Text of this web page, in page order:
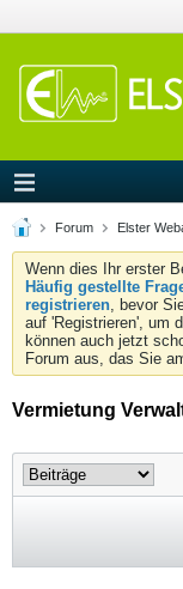
Forum Elster
Wenn dies Ihr erster
Häufig gestellte
registrieren, bevor
auf 'Registrieren', um
können auch jetzt
Forum aus, das Sie
Vermietung